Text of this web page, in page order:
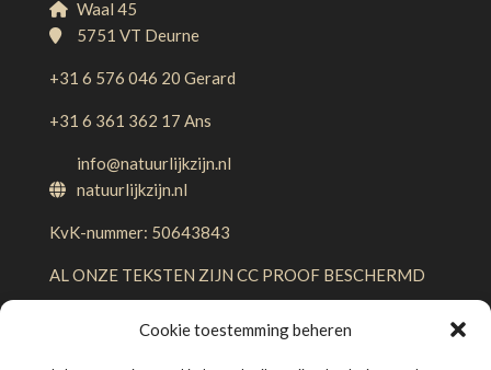
Cookie toestemming beheren
Waal 45
5751 VT Deurne
+31 6 576 046 20 Gerard
+31 6 361 362 17 Ans
info@natuurlijkzijn.nl
natuurlijkzijn.nl
KvK-nummer: 50643843
AL ONZE TEKSTEN ZIJN CC PROOF BESCHERMD